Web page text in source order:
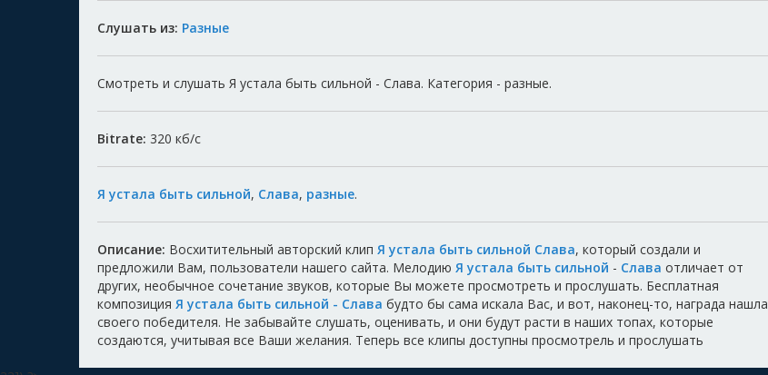
Слушать из: Разные
Смотреть и слушать Я устала быть сильной - Слава. Категория - разные.
Bitrate: 320 кб/с
Я устала быть сильной, Слава, разные.
Описание: Восхитительный авторский клип Я устала быть сильной Слава, который создали и
предложили Вам, пользователи нашего сайта. Мелодию Я устала быть сильной - Слава отличает от
других, необычное сочетание звуков, которые Вы можете просмотреть и прослушать. Бесплатная
композиция Я устала быть сильной - Слава будто бы сама искала Вас, и вот, наконец-то, награда нашла
своего победителя. Не забывайте слушать, оценивать, и они будут расти в наших топах, которые
создаются, учитывая все Ваши желания. Теперь все клипы доступны просмотрель и прослушать